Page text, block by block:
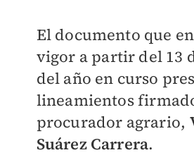
El documento que
vigor a partir del 13
del año en curso
lineamientos
procurador agrario,
Suárez Carrera.